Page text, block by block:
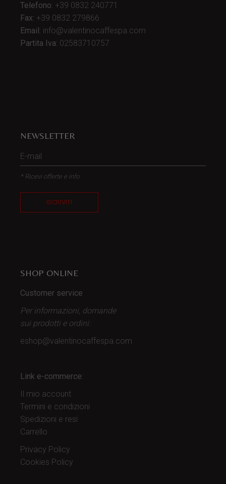
Telefono: +39 0832 240771
Fax: +39 0832 279866
Email: info@valentinocaffespa.com
Partita Iva: 02583710757
NEWSLETTER
* Ricevi offerte e info
ISCRIVITI
SHOP ONLINE
Customer service
Per informazioni, domande
sui prodotti e ordini:
eshop@valentinocaffespa.com
Link e-commerce:
Il mio account
Termini e condizioni
Spedizioni e resi
Carrello
Privacy Policy
Cookies Policy